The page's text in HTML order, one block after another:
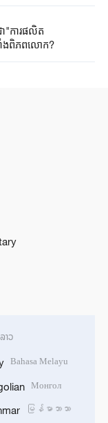
"ការផលិត
ងពិភពលោក?
ລາວ
Bahasa Melayu
Монгол
မြန်မာဘာသာ